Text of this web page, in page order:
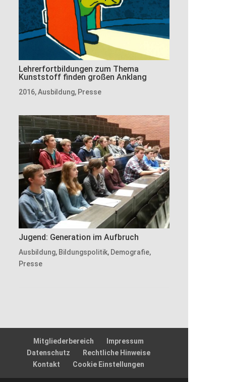
Lehrerfortbildungen zum Thema
Kunststoff finden großen Anklang
2016,Ausbildung, Presse
Jugend: Generation im Aufbruch
Ausbildung, Bildungspolitik, Demografie,
Presse
Mitgliederbereich
Impressum
Datenschutz
Rechtliche Hinweise
Kontakt
Cookie Einstellungen